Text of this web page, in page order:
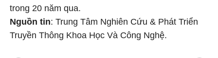
trong 20 năm qua.
Nguồn tin: Trung Tâm Nghiên Cứu & Phát Triển
Truyền Thông Khoa Học Và Công Nghệ.